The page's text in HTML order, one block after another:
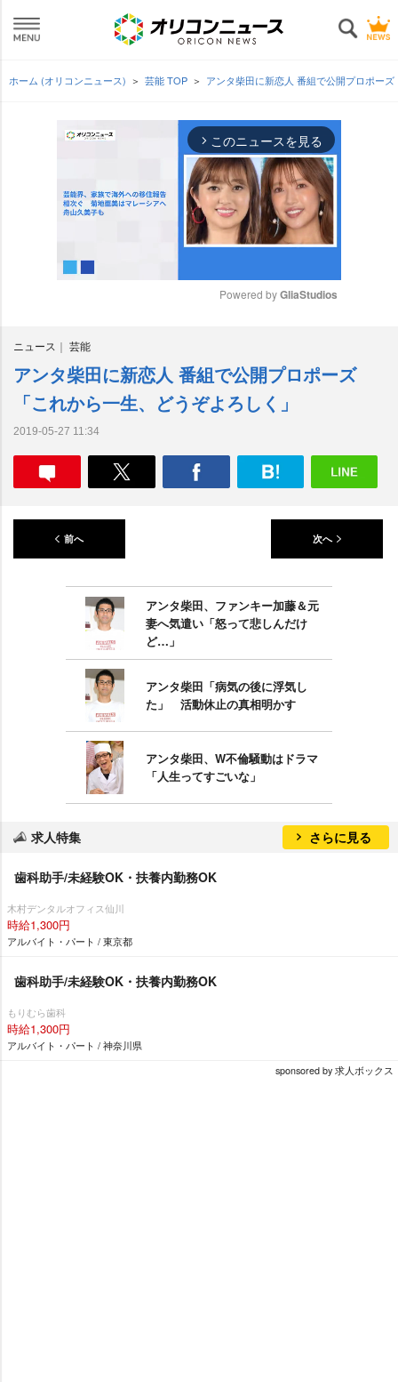
ホーム (オリコンニュース) 芸能 TOP アンタ柴田に新恋人 番組で公開プロポー
arrow_forward_ios このニュースを見る
t
e
Powered by GliaStudios
ニュース 芸能
アンタ柴田に新恋人 番組で公開プロポーズ
「これから一生、どうぞよろしく」
2019-05-27 11:34
前へ 次へ
アンタ柴田、ファンキー加藤＆元
妻へ気遣い「怒って悲しんだけ
ど…」
アンタ柴田「病気の後に浮気し
た」 活動休止の真相明かす
アンタ柴田、W不倫騒動はドラマ
「人生ってすごいな」
求人特集 さらに見る
歯科助手/未経験OK・扶養内勤務OK
木村デンタルオフィス仙川
時給1,300円
アルバイト・パート / 東京都
歯科助手/未経験OK・扶養内勤務OK
もりむら歯科
時給1,300円
アルバイト・パート / 神奈川県
sponsored by 求人ボックス